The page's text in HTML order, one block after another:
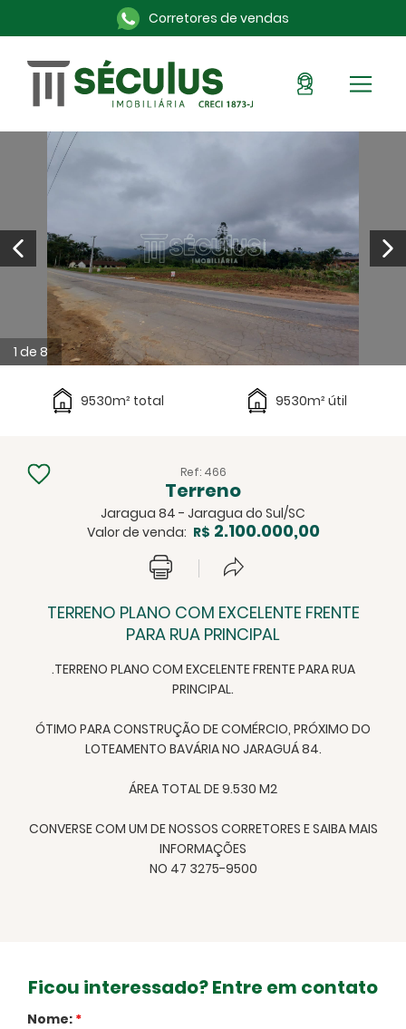
Corretores de vendas
Sou Cliente
Blog
Anuncie seu imóvel
Sobre a Séculus
Contato
1 de 8
9530m² total 9530m² útil
Ref: 466
Terreno
Jaragua 84 - Jaragua do Sul/SC
Valor de venda: R$ 2.100.000,00
TERRENO PLANO COM EXCELENTE FRENTE
PARA RUA PRINCIPAL
.TERRENO PLANO COM EXCELENTE FRENTE PARA RUA
PRINCIPAL.
ÓTIMO PARA CONSTRUÇÃO DE COMÉRCIO, PRÓXIMO DO
LOTEAMENTO BAVÁRIA NO JARAGUÁ 84.
ÁREA TOTAL DE 9.530 M2
CONVERSE COM UM DE NOSSOS CORRETORES E SAIBA MAIS
INFORMAÇÕES
NO 47 3275-9500
Ficou interessado? Entre em contato
Nome: *